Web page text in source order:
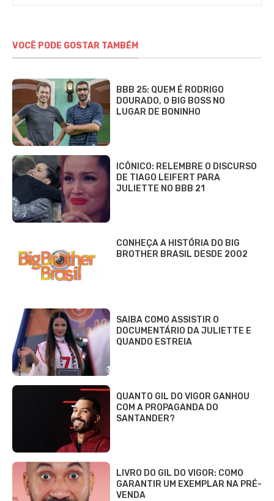
VOCÊ PODE GOSTAR TAMBÉM
BBB 25: QUEM É RODRIGO
DOURADO, O BIG BOSS NO
LUGAR DE BONINHO
ICÔNICO: RELEMBRE O DISCURSO
DE TIAGO LEIFERT PARA
JULIETTE NO BBB 21
CONHEÇA A HISTÓRIA DO BIG
BROTHER BRASIL DESDE 2002
SAIBA COMO ASSISTIR O
DOCUMENTÁRIO DA JULIETTE E
QUANDO ESTREIA
QUANTO GIL DO VIGOR GANHOU
COM A PROPAGANDA DO
SANTANDER?
LIVRO DO GIL DO VIGOR: COMO
GARANTIR UM EXEMPLAR NA PRÉ-
VENDA